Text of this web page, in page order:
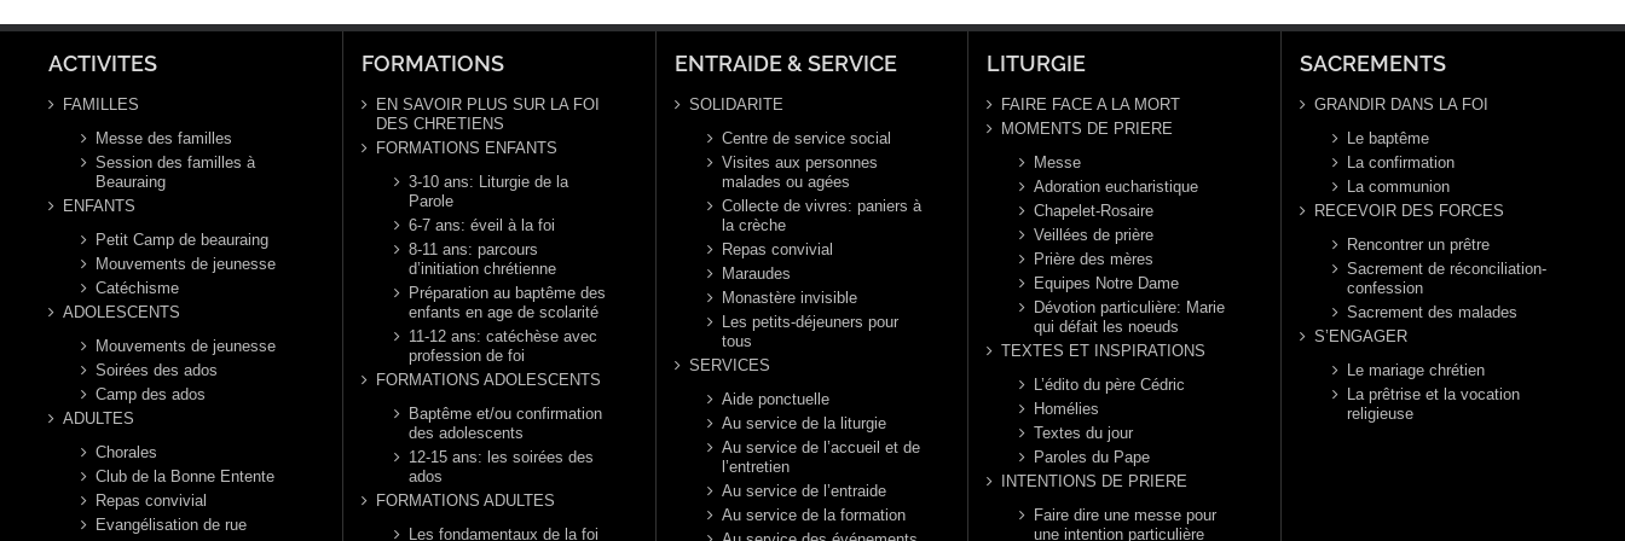
année B
année B
ACTIVITES
FAMILLES
Messe des familles
Session des familles à
Beauraing
ENFANTS
Petit Camp de beauraing
Mouvements de jeunesse
Catéchisme
ADOLESCENTS
Mouvements de jeunesse
Soirées des ados
Camp des ados
ADULTES
Chorales
Club de la Bonne Entente
Repas convivial
Evangélisation de rue
FORMATIONS
EN SAVOIR PLUS SUR LA FOI
DES CHRETIENS
FORMATIONS ENFANTS
3-10 ans: Liturgie de la
Parole
6-7 ans: éveil à la foi
8-11 ans: parcours
d’initiation chrétienne
Préparation au baptême des
enfants en age de scolarité
11-12 ans: catéchèse avec
profession de foi
FORMATIONS ADOLESCENTS
Baptême et/ou confirmation
des adolescents
12-15 ans: les soirées des
ados
FORMATIONS ADULTES
Les fondamentaux de la foi
ENTRAIDE & SERVICE
SOLIDARITE
Centre de service social
Visites aux personnes
malades ou agées
Collecte de vivres: paniers à
la crèche
Repas convivial
Maraudes
Monastère invisible
Les petits-déjeuners pour
tous
SERVICES
Aide ponctuelle
Au service de la liturgie
Au service de l’accueil et de
l’entretien
Au service de l’entraide
Au service de la formation
LITURGIE
FAIRE FACE A LA MORT
MOMENTS DE PRIERE
Messe
Adoration eucharistique
Chapelet-Rosaire
Veillées de prière
Prière des mères
Equipes Notre Dame
Dévotion particulière: Marie
qui défait les noeuds
TEXTES ET INSPIRATIONS
L’édito du père Cédric
Homélies
Textes du jour
Paroles du Pape
INTENTIONS DE PRIERE
Faire dire une messe pour
une intention particulière
SACREMENTS
GRANDIR DANS LA FOI
Le baptême
La confirmation
La communion
RECEVOIR DES FORCES
Rencontrer un prêtre
Sacrement de réconciliation-
confession
Sacrement des malades
S’ENGAGER
Le mariage chrétien
La prêtrise et la vocation
religieuse